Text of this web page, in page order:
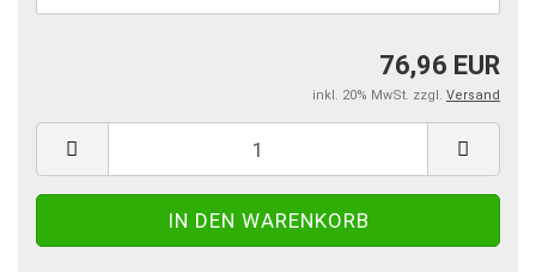
76,96 EUR
inkl. 20% MwSt. zzgl. Versand